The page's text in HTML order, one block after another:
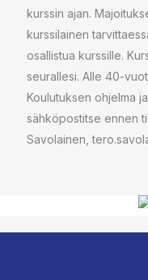
kurssin ajan.
kurssilainen
osallistua kurssille.
seurallesi. Alle 40-
Koulutuksen ohjelma
sähköpostitse ennen
Savolainen,